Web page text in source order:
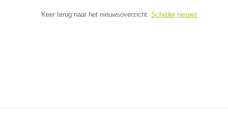
Keer terug naar het nieuwsoverzicht: Schilder nieuws